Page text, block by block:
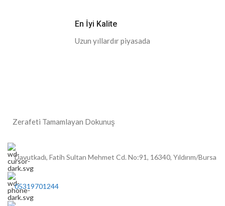
En İyi Kalite
Uzun yıllardır piyasada
Zerafeti Tamamlayan Dokunuş
Davutkadı, Fatih Sultan Mehmet Cd. No:91, 16340, Yıldırım/Bursa
05319701244